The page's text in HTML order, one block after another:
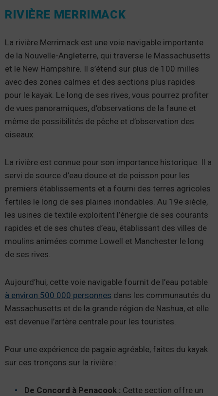
RIVIÈRE MERRIMACK
La rivière Merrimack est une voie navigable importante
de la Nouvelle-Angleterre, qui traverse le Massachusetts
et le New Hampshire. Il s’étend sur plus de 100 milles
avec des zones calmes et des sections plus rapides
pour le kayak. Le long de ses rives, vous pourrez profiter
de vues panoramiques, d’observations de la faune et
même de possibilités de pêche et d’observation des
oiseaux.
La rivière est connue pour son importance historique. Il a
servi de source d’eau douce et de poisson pour les
premiers établissements et a fourni des terres agricoles
fertiles le long de ses plaines inondables. Au 19e siècle,
les usines de textile exploitent l’énergie de ses courants
rapides et de ses chutes d’eau, établissant des villes de
moulins animées comme Lowell et Manchester le long
de ses rives.
Aujourd’hui, cette voie navigable fournit de l’eau potable
à environ 500 000 personnes dans les communautés du
Massachusetts et de la grande région de Nashua, et elle
est devenue l’artère centrale pour les touristes.
Pour une expérience de pagaie agréable, faites du kayak
sur ces tronçons sur la rivière :
De Concord à Penacook : Cette section offre un